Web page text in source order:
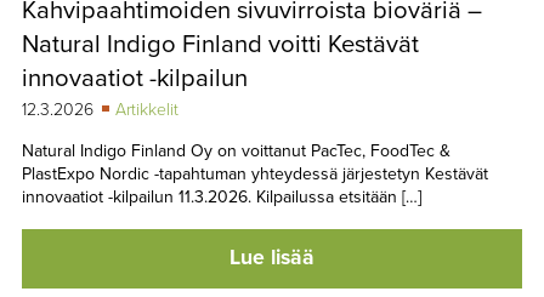
TAPAHTUMAT
YHTEYSTIEDOT
Kahvipaahtimoiden sivuvirroista bioväriä –
Natural Indigo Finland voitti Kestävät
innovaatiot -kilpailun
12.3.2026
Artikkelit
Natural Indigo Finland Oy on voittanut PacTec, FoodTec &
PlastExpo Nordic -tapahtuman yhteydessä järjestetyn Kestävät
innovaatiot -kilpailun 11.3.2026. Kilpailussa etsitään […]
Lue lisää